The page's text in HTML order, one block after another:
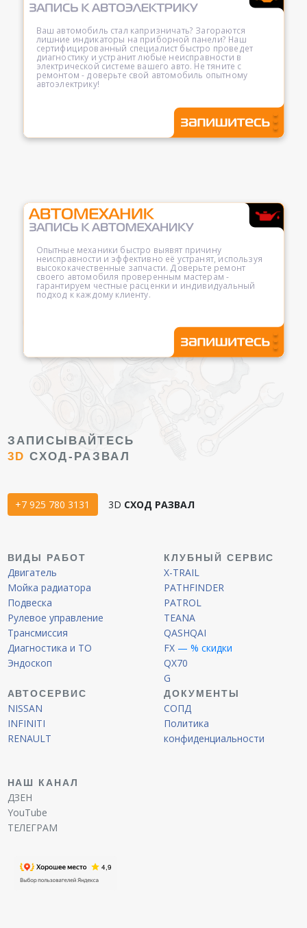
Ваш автомобиль стал капризничать? Загораются
лишние индикаторы на приборной панели? Наш
сертифицированный специалист быстро проведет
диагностику и устранит любые неисправности в
электрической системе вашего авто. Не тяните с
ремонтом - доверьте свой автомобиль опытному
автоэлектрику!
Опытные механики быстро выявят причину
неисправности и эффективно её устранят, используя
высококачественные запчасти. Доверьте ремонт
своего автомобиля проверенным мастерам -
гарантируем честные расценки и индивидуальный
подход к каждому клиенту.
ЗАПИСЫВАЙТЕСЬ
3D СХОД-РАЗВАЛ
+7 925 780 3131 3D СХОД РАЗВАЛ
ВИДЫ РАБОТ
Двигатель
Мойка радиатора
Подвеска
Рулевое управление
Трансмиссия
Диагностика и ТО
Эндоскоп
КЛУБНЫЙ СЕРВИС
X-TRAIL
PATHFINDER
PATROL
TEANA
QASHQAI
FX — % скидки
QX70
G
АВТОСЕРВИС
NISSAN
INFINITI
RENAULT
ДОКУМЕНТЫ
СОПД
Политика
конфиденциальности
НАШ КАНАЛ
ДЗЕН
YouTube
ТЕЛЕГРАМ